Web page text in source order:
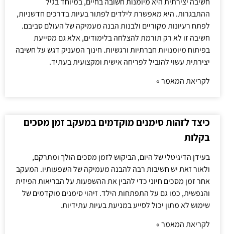
ההתבגרות. היא מאפשרת לילדים לפתור בעיות בדרכים חדשניות,
לפתח רעיונות מקוריים ולבנות הבנה מעמיקה של העולם סביבם.
חשיבה זו לא רק תורמת להצלחה בלימודים, אלא גם מסייעת
בפיתוח מיומנויות חברתיות ורגשיות. חינוך המעניק דגש על חשיבה
יצירתית עשוי להוביל לפריחה אישית ומקצועית בעתיד.
לקריאת המאמר »
כיצד לזהות סימנים מוקדמים במעקב זמן מסכים
בקלות
בעידן הדיגיטלי של היום, הביקוש לזמן מסכים הולך ומתרקם,
ולאור זאת יש חשיבות רבה להבנה מעמיקה של השפעותיו. המעקב
אחר זמן מסכים חיוני כדי להבין את ההשפעות על הבריאות הפיזית
והנפשית, כמו גם על התפתחות הילד. זיהוי סימנים מוקדמים של
שימוש לא מתון יכול לסייע במניעת בעיות עתידיות.
לקריאת המאמר »